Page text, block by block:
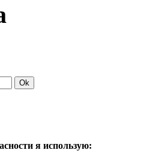
я использую: